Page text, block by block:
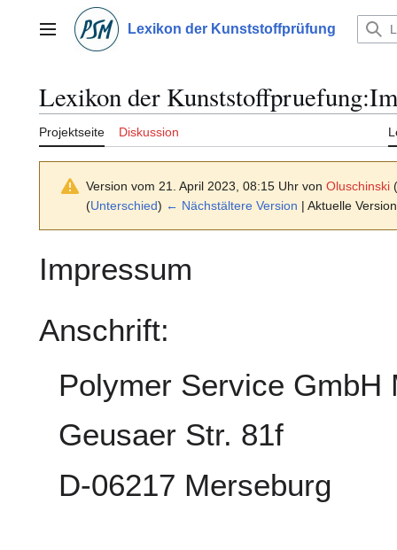
springenHauptmenü Lexikon der Kunststoffprüfung
Lexikon der Kunststoffpruefung:
Projektseite Diskussion
Version vom 21. April 2023, 08:15 Uhr von Oluschinski (
(Unterschied) ← Nächstältere Version | Aktuelle
Impressum
Anschrift:
Polymer Service GmbH
Geusaer Str. 81f
D-06217 Merseburg